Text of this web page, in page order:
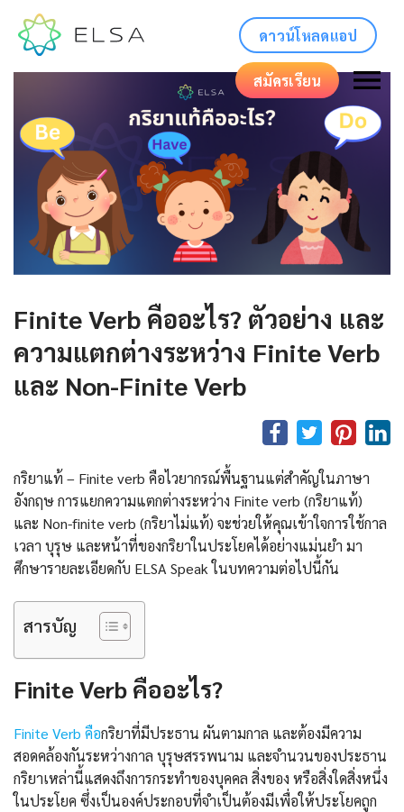
ดาวน์โหลดแอป
สมัครเรียน
Finite Verb คืออะไร? ตัวอย่าง และ
ความแตกต่างระหว่าง Finite Verb
และ Non-Finite Verb
กริยาแท้ – Finite verb คือไวยากรณ์พื้นฐานแต่สำคัญในภาษา
อังกฤษ การแยกความแตกต่างระหว่าง Finite verb (กริยาแท้)
และ Non-finite verb (กริยาไม่แท้) จะช่วยให้คุณเข้าใจการใช้กาล
เวลา บุรุษ และหน้าที่ของกริยาในประโยคได้อย่างแม่นยำ มา
ศึกษารายละเอียดกับ ELSA Speak ในบทความต่อไปนี้กัน
สารบัญ
Finite Verb คืออะไร?
Finite Verb คือกริยาที่มีประธาน ผันตามกาล และต้องมีความ
สอดคล้องกันระหว่างกาล บุรุษสรรพนาม และจำนวนของประธาน
กริยาเหล่านี้แสดงถึงการกระทำของบุคคล สิ่งของ หรือสิ่งใดสิ่งหนึ่ง
ในประโยค ซึ่งเป็นองค์ประกอบที่จำเป็นต้องมีเพื่อให้ประโยคถูก